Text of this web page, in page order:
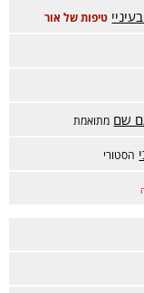
טיפות של אור
שם מתואמת
הסטורי